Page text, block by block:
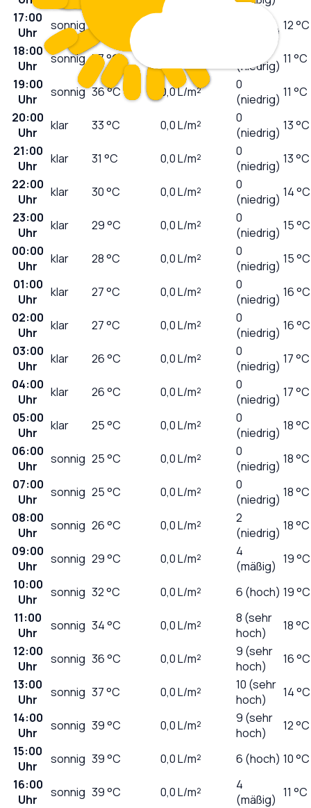
17:00
Uhr
sonnig
(niedrig) 12 °C
18:00
Uhr
sonnig 37°C
(niedrig) 11 °C
19:00
Uhr
sonnig 36°C 0,0L/m²
0
(niedrig) 11 °C
20:00
Uhr
klar 33°C 0,0L/m²
0
(niedrig) 13 °C
21:00
Uhr
klar 31 °C 0,0L/m²
0
(niedrig) 13 °C
22:00
Uhr
klar 30°C 0,0L/m²
0
(niedrig) 14 °C
23:00
Uhr
klar 29°C 0,0L/m²
0
(niedrig) 15 °C
00:00
Uhr
klar 28°C 0,0L/m²
0
(niedrig) 15 °C
01:00
Uhr
klar 27°C 0,0L/m²
0
(niedrig) 16 °C
02:00
Uhr
klar 27°C 0,0L/m²
0
(niedrig) 16 °C
03:00
Uhr
klar 26°C 0,0L/m²
0
(niedrig) 17 °C
04:00
Uhr
klar 26°C 0,0L/m²
0
(niedrig) 17 °C
05:00
Uhr
klar 25°C 0,0L/m²
0
(niedrig) 18 °C
06:00
Uhr
sonnig 25°C 0,0L/m²
0
(niedrig) 18 °C
07:00
Uhr
sonnig 25°C 0,0L/m²
0
(niedrig) 18 °C
08:00
Uhr
sonnig 26°C 0,0L/m²
2
(niedrig) 18 °C
09:00
Uhr
sonnig 29°C 0,0L/m²
4
(mäßig) 19 °C
10:00
Uhr
sonnig 32°C 0,0L/m² 6 (hoch) 19 °C
11:00
Uhr
sonnig 34°C 0,0L/m²
8 (sehr
hoch)
18 °C
12:00
Uhr
sonnig 36°C 0,0L/m²
9 (sehr
hoch)
16 °C
13:00
Uhr
sonnig 37°C 0,0L/m²
10 (sehr
hoch)
14 °C
14:00
Uhr
sonnig 39°C 0,0L/m²
9 (sehr
hoch)
12 °C
15:00
Uhr
sonnig 39°C 0,0L/m² 6 (hoch) 10 °C
16:00
Uhr
sonnig 39°C 0,0L/m²
4
(mäßig) 11 °C